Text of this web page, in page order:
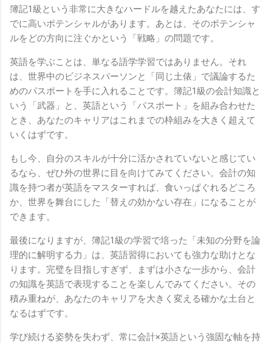
簿記1級という非常に大きなハードルを越えたあなたには、す
でに高いポテンシャルがあります。あとは、そのポテンシャ
ルをどの方向に注ぐかという「戦略」の問題です。
英語を学ぶことは、単なる語学学習ではありません。それ
は、世界中のビジネスパーソンと「同じ土俵」で議論するた
めのパスポートを手に入れることです。簿記1級の会計知識と
いう「武器」と、英語という「パスポート」を組み合わせた
とき、あなたのキャリアはこれまでの枠組みを大きく超えて
いくはずです。
もし今、自分のスキルが十分に活かされていないと感じてい
るなら、ぜひ外の世界に目を向けてみてください。会計の知
識を持つ者が英語をマスターすれば、食いっぱぐれるどころ
か、世界を舞台にした「替えの効かない存在」になることが
できます。
最後になりますが、簿記1級の学習で培った「未知の分野を論
理的に解明する力」は、英語習得においても強力な助けとな
ります。完璧を目指しすぎず、まずは小さな一歩から、会計
の知識を英語で表現することを楽しんでみてください。その
積み重ねが、あなたのキャリアを大きく変える確かな土台と
なるはずです。
学び続ける姿勢を失わず、常に会計×英語という強固な軸を持